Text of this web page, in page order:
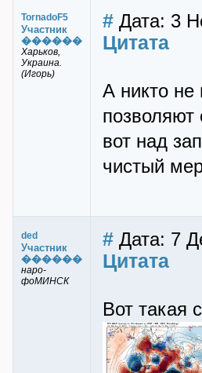
TornadoF5
Участник
������
Харьков,
Украина.
(Игорь)
# Дата: 3
Цитата
А никто не
позволяют
вот над
чистый
ded
Участник
������
наро-
фоМИНСК
# Дата: 7
Цитата
Вот такая